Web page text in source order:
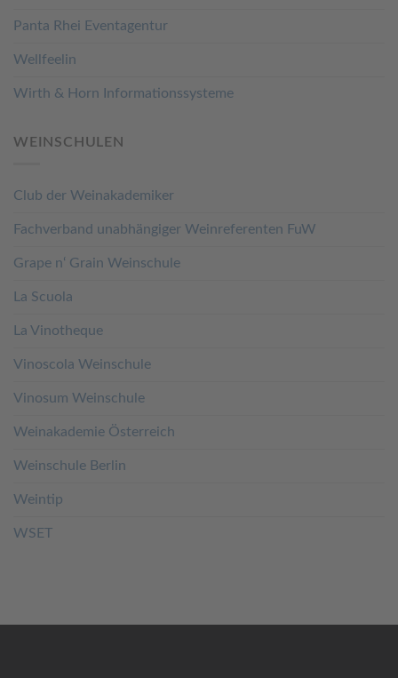
Panta Rhei Eventagentur
Wellfeelin
Wirth & Horn Informationssysteme
WEINSCHULEN
Club der Weinakademiker
Fachverband unabhängiger Weinreferenten FuW
Grape n‘ Grain Weinschule
La Scuola
La Vinotheque
Vinoscola Weinschule
Vinosum Weinschule
Weinakademie Österreich
Weinschule Berlin
Weintip
WSET